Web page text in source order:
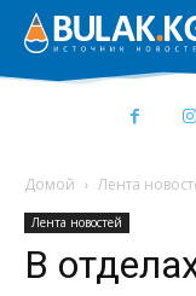
Домой Лента
Лента новостей
В